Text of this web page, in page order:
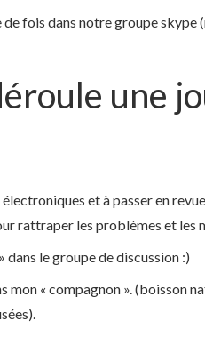
fois dans notre groupe skype
une
et à passer en revue
rattraper les problèmes et les
dans le groupe de discussion :)
mon « compagnon ». (boisson